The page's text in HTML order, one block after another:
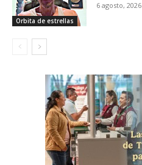
Orbita de estrellas
6 agosto, 2026